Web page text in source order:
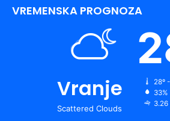
VREMENSKA PROGNOZA
Vranje
Scattered Clouds
28º
33%
3.26